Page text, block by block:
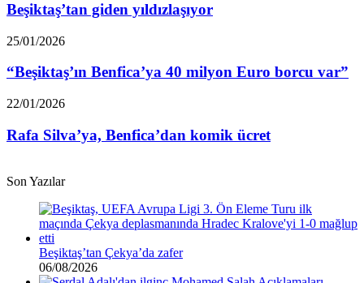
yıldızlaşıyor
Beşiktaş’tan giden yıldızlaşıyor
“Beşiktaş’ın
40
milyon
Euro
var”
25/01/2026
“Beşiktaş’ın Benfica’ya 40 milyon Euro borcu var”
Rafa
Benfica’dan
komik
22/01/2026
Rafa Silva’ya, Benfica’dan komik ücret
Son Yazılar
Beşiktaş’tan Çekya’da zafer
06/08/2026